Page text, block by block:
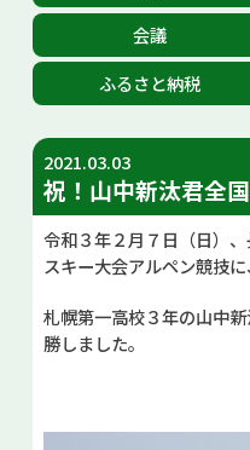
お問い合せ
Select
会議
ふるさと納税
2021.03.03
祝！山中新汰君全
令和３年２月７日（日）
スキー大会アルペン競技に、
札幌第一高校３年の山中
勝しました。